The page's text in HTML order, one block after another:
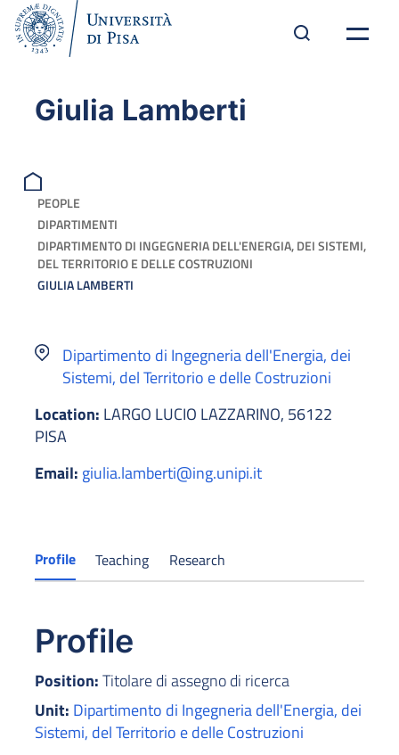
Giulia Lamberti
PEOPLE
DIPARTIMENTI
DIPARTIMENTO DI INGEGNERIA DELL'ENERGIA, DEI SISTEMI,
DEL TERRITORIO E DELLE COSTRUZIONI
GIULIA LAMBERTI
Dipartimento di Ingegneria dell'Energia, dei
Sistemi, del Territorio e delle Costruzioni
Location: LARGO LUCIO LAZZARINO, 56122
PISA
Email: giulia.lamberti@ing.unipi.it
Profile Teaching Research
Profile
Position:Titolare di assegno di ricerca
Unit: Dipartimento di Ingegneria dell'Energia, dei
Sistemi, del Territorio e delle Costruzioni